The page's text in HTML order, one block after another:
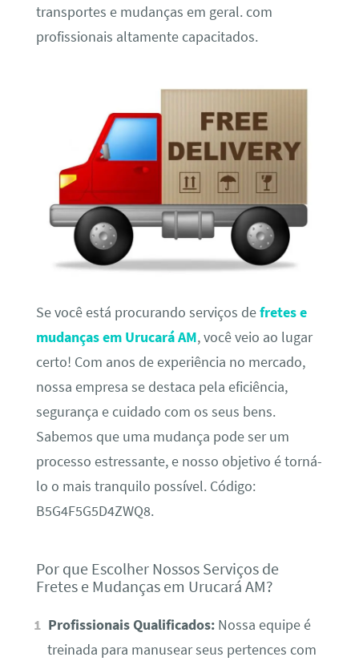
transportes e mudanças em geral. com
profissionais altamente capacitados.
Se você está procurando serviços defretes e
mudanças em Urucará AM, você veio ao lugar
certo! Com anos de experiência no mercado,
nossa empresa se destaca pela eficiência,
segurança e cuidado com os seus bens.
Sabemos que uma mudança pode ser um
processo estressante, e nosso objetivo é torná-
lo o mais tranquilo possível. Código:
B5G4F5G5D4ZWQ8.
Por que Escolher Nossos Serviços de
Fretes e Mudanças em Urucará AM?
Profissionais Qualificados: Nossa equipe é
treinada para manusear seus pertences com